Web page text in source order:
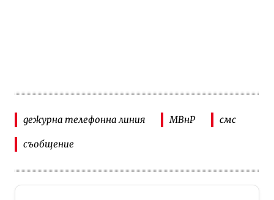
дежурна телефонна линия МВнР смс
съобщение